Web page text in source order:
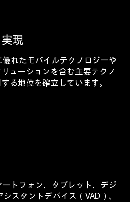
現
優れたモバイルテクノロジーや
ューションを含む主要テクノ
る地位を確立しています。
ートフォン、タブレット、デジ
スタントデバイス（VAD）、